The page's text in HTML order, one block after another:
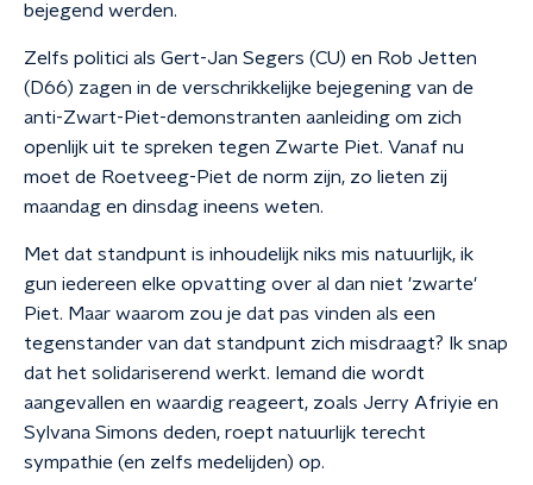
bejegend werden.
Zelfs politici als Gert-Jan Segers (CU) en Rob Jetten
(D66) zagen in de verschrikkelijke bejegening van de
anti-Zwart-Piet-demonstranten aanleiding om zich
openlijk uit te spreken tegen Zwarte Piet. Vanaf nu
moet de Roetveeg-Piet de norm zijn, zo lieten zij
maandag en dinsdag ineens weten.
Met dat standpunt is inhoudelijk niks mis natuurlijk, ik
gun iedereen elke opvatting over al dan niet 'zwarte'
Piet. Maar waarom zou je dat pas vinden als een
tegenstander van dat standpunt zich misdraagt? Ik snap
dat het solidariserend werkt. Iemand die wordt
aangevallen en waardig reageert, zoals Jerry Afriyie en
Sylvana Simons deden, roept natuurlijk terecht
sympathie (en zelfs medelijden) op.